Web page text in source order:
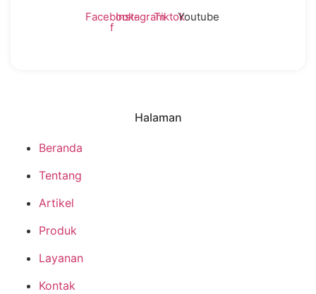
Facebook-
f
InstagramTiktokYoutube
Halaman
Beranda
Tentang
Artikel
Produk
Layanan
Kontak